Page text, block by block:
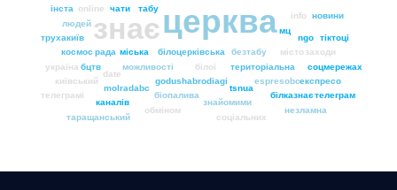
церква
знає
табу
безтабу
білоцерківська
міська
територіальна
чати
білої
можливості
мц
місто
рада
date
espresobc
godushabrodiagi
info
molradabc
ngo
online
tsnua
бцтв
білказнає
біопалива
експресо
заходи
знайомими
каналів
київський
космос
людей
незламна
новини
обміном
соцмережах
соціальних
таращанський
телеграм
телеграмі
трухакиїв тіктоці
україна
інста